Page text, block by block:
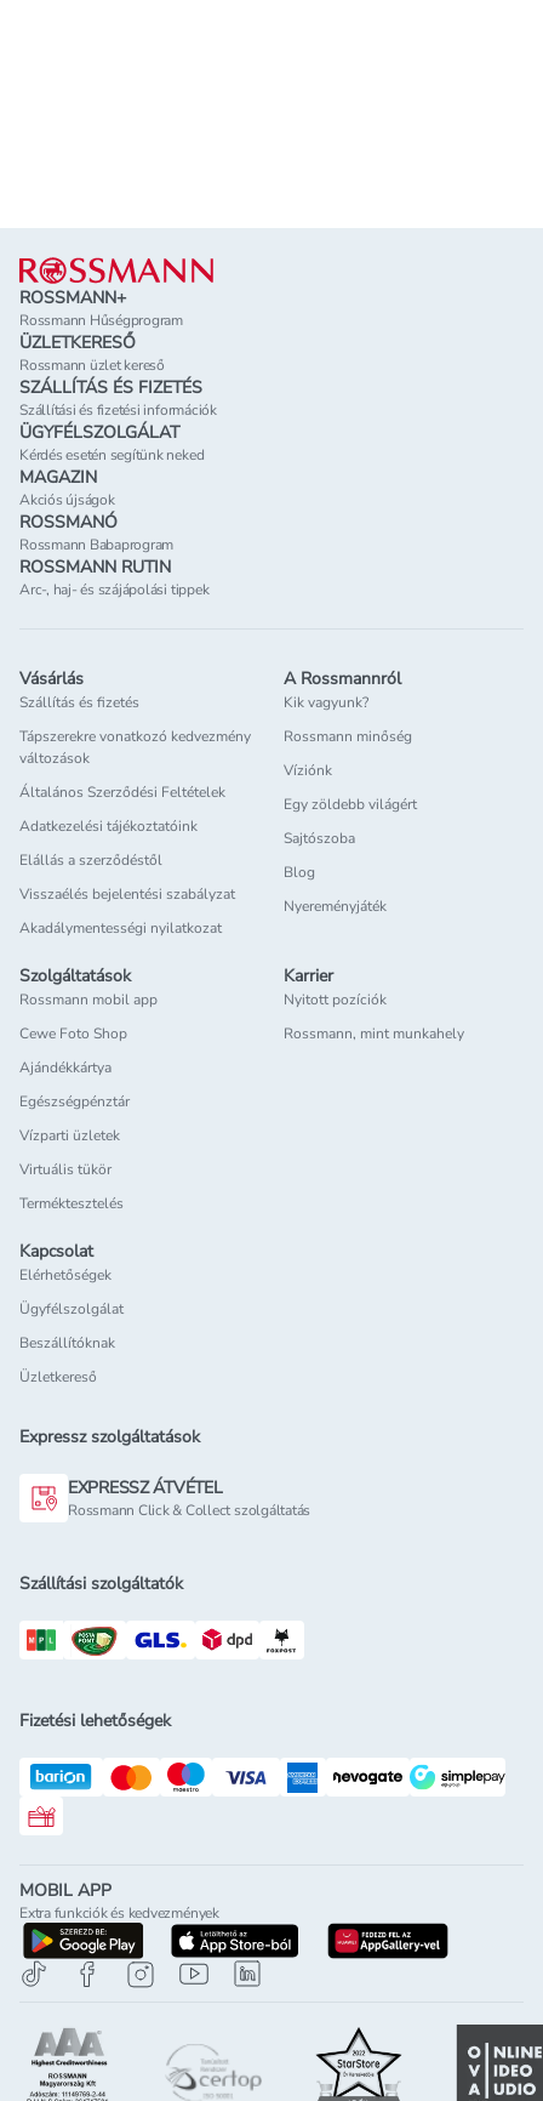
Lábléc
ROSSMANN+
Rossmann Hűségprogram
ÜZLETKERESŐ
Rossmann üzlet kereső
SZÁLLÍTÁS ÉS FIZETÉS
Szállítási és fizetési információk
ÜGYFÉLSZOLGÁLAT
Kérdés esetén segítünk neked
MAGAZIN
Akciós újságok
ROSSMANÓ
Rossmann Babaprogram
ROSSMANN RUTIN
Arc-, haj- és szájápolási tippek
Vásárlás
Szállítás és fizetés
Tápszerekre vonatkozó kedvezmény
változások
Általános Szerződési Feltételek
Adatkezelési tájékoztatóink
Elállás a szerződéstől
Visszaélés bejelentési szabályzat
Akadálymentességi nyilatkozat
A Rossmannról
Kik vagyunk?
Rossmann minőség
Víziónk
Egy zöldebb világért
Sajtószoba
Blog
Nyereményjáték
Szolgáltatások
Rossmann mobil app
Cewe Foto Shop
Ajándékkártya
Egészségpénztár
Vízparti üzletek
Virtuális tükör
Terméktesztelés
Karrier
Nyitott pozíciók
Rossmann, mint munkahely
Kapcsolat
Elérhetőségek
Ügyfélszolgálat
Beszállítóknak
Üzletkereső
Expressz szolgáltatások
EXPRESSZ ÁTVÉTEL
Rossmann Click & Collect szolgáltatás
Szállítási szolgáltatók
Fizetési lehetőségek
Rossmann ajándékkártya
MOBIL APP
Extra funkciók és kedvezmények
letöltés a google-play-rölletöltés az app-store-ból
letöltés